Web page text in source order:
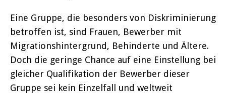
Eine Gruppe, die besonders von Diskriminierung
betroffen ist, sind Frauen, Bewerber mit
Migrationshintergrund, Behinderte und Ältere.
Doch die geringe Chance auf eine Einstellung bei
gleicher Qualifikation der Bewerber dieser
Gruppe sei kein Einzelfall und weltweit